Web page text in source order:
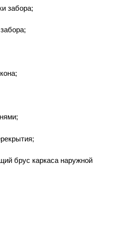
забора;
брус каркаса наружной